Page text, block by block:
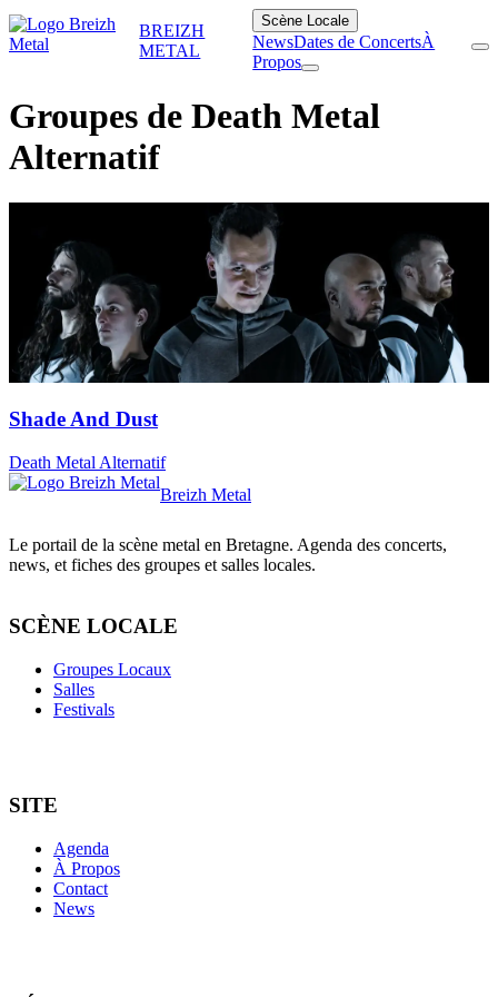
BREIZH
METAL
Scène Locale
NewsDates de ConcertsÀ
Propos
Groupes de Death Metal
Alternatif
Shade And Dust
Death Metal Alternatif
Breizh Metal
Le portail de la scène metal en Bretagne. Agenda des concerts,
news, et fiches des groupes et salles locales.
SCÈNE LOCALE
Groupes Locaux
Salles
Festivals
SITE
Agenda
À Propos
Contact
News